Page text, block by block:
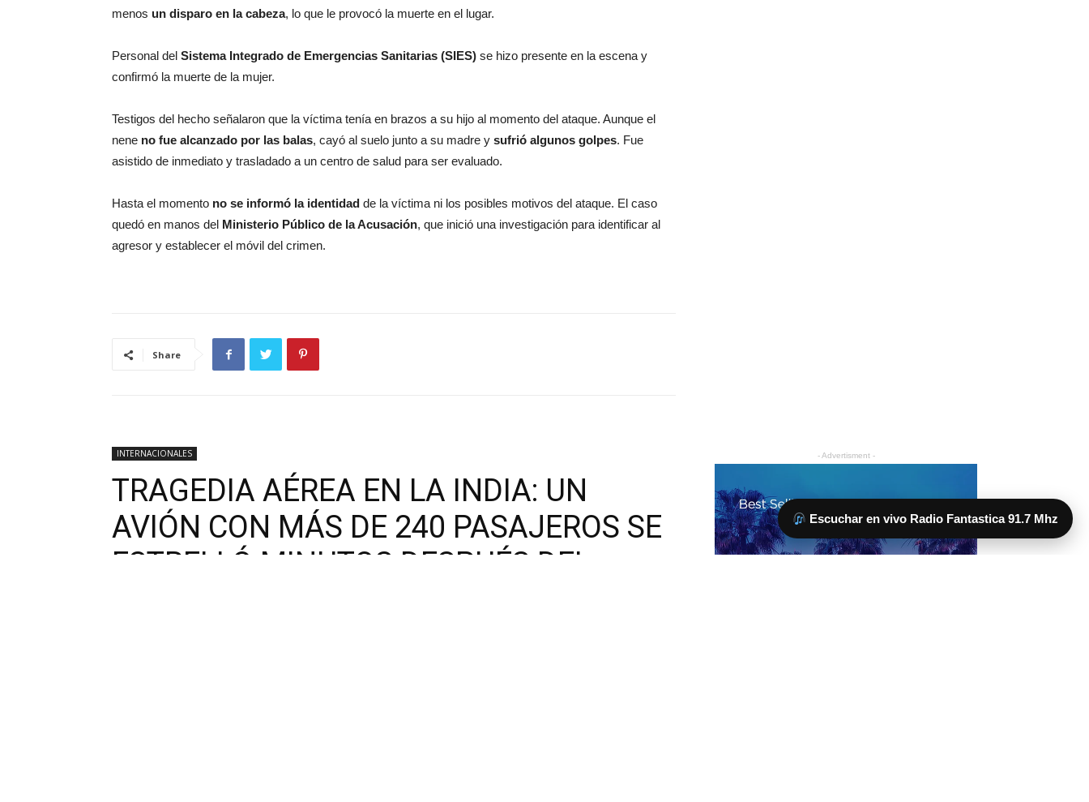
Escuchar en vivo Radio Fantastica 91.7 Mhz
menos un disparo en la cabeza, lo que le provocó la muerte en el lugar.
Personal del Sistema Integrado de Emergencias Sanitarias (SIES) se hizo presente en la escena y
confirmó la muerte de la mujer.
Testigos del hecho señalaron que la víctima tenía en brazos a su hijo al momento del ataque. Aunque el
nene no fue alcanzado por las balas, cayó al suelo junto a su madre y sufrió algunos golpes. Fue
asistido de inmediato y trasladado a un centro de salud para ser evaluado.
Hasta el momento no se informó la identidad de la víctima ni los posibles motivos del ataque. El caso
quedó en manos del Ministerio Público de la Acusación, que inició una investigación para identificar al
agresor y establecer el móvil del crimen.
Share